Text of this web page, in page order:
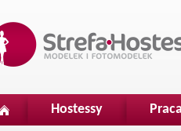
Hostessy Praca